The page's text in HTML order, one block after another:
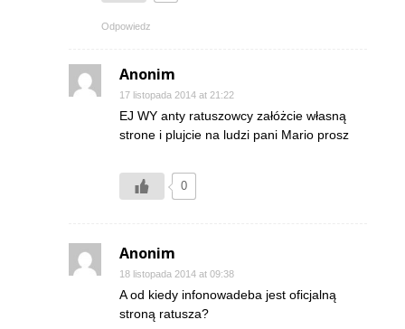
Odpowiedz
Anonim
17 listopada 2014 at 21:22
EJ WY anty ratuszowcy załóżcie własną
strone i plujcie na ludzi pani Mario prosz
0
Anonim
18 listopada 2014 at 09:38
A od kiedy infonowadeba jest oficjalną
stroną ratusza?